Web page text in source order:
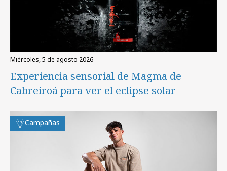
miércoles, 5 de agosto 2026
Experiencia sensorial de Magma de
Cabreiroá para ver el eclipse solar
Campañas